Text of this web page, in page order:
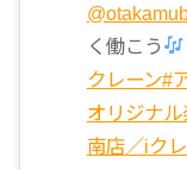
く働こう
クレーン#
オリジナ
南店／iク